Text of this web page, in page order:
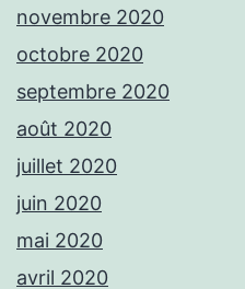
novembre 2020
octobre 2020
septembre 2020
août 2020
juillet 2020
juin 2020
mai 2020
avril 2020